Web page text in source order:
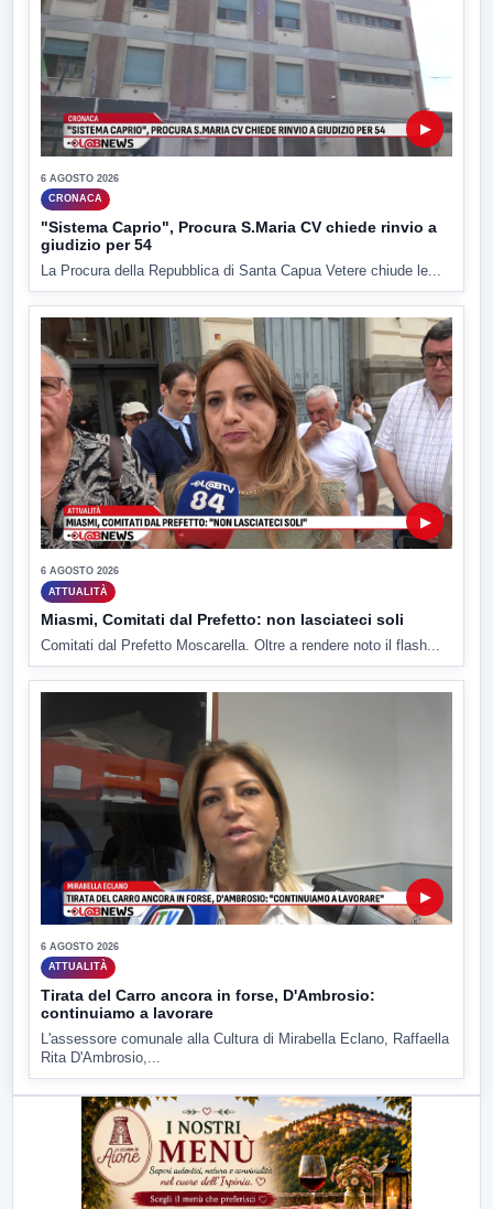
▶
6 AGOSTO 2026
CRONACA
"Sistema Caprio", Procura S.Maria CV chiede rinvio a
giudizio per 54
La Procura della Repubblica di Santa Capua Vetere chiude le...
▶
6 AGOSTO 2026
ATTUALITÀ
Miasmi, Comitati dal Prefetto: non lasciateci soli
Comitati dal Prefetto Moscarella. Oltre a rendere noto il flash...
▶
6 AGOSTO 2026
ATTUALITÀ
Tirata del Carro ancora in forse, D'Ambrosio:
continuiamo a lavorare
L'assessore comunale alla Cultura di Mirabella Eclano, Raffaella
Rita D'Ambrosio,...